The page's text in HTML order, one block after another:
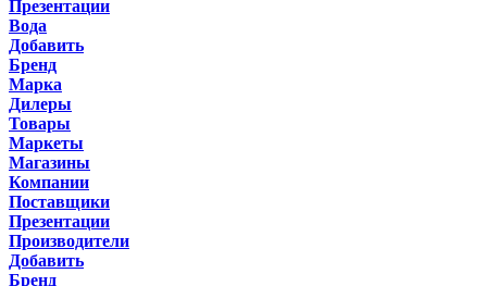
Презентации
Вода
Добавить
Бренд
Марка
Дилеры
Товары
Маркеты
Магазины
Компании
Поставщики
Презентации
Производители
Добавить
Бренд